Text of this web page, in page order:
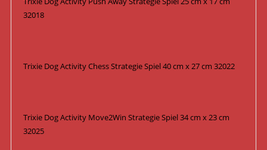
32018
Trixie Dog Activity Chess Strategie Spiel 40 cm x 27 cm 32022
Trixie Dog Activity Move2Win Strategie Spiel 34 cm x 23 cm
32025